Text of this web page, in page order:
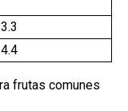
frutas comunes